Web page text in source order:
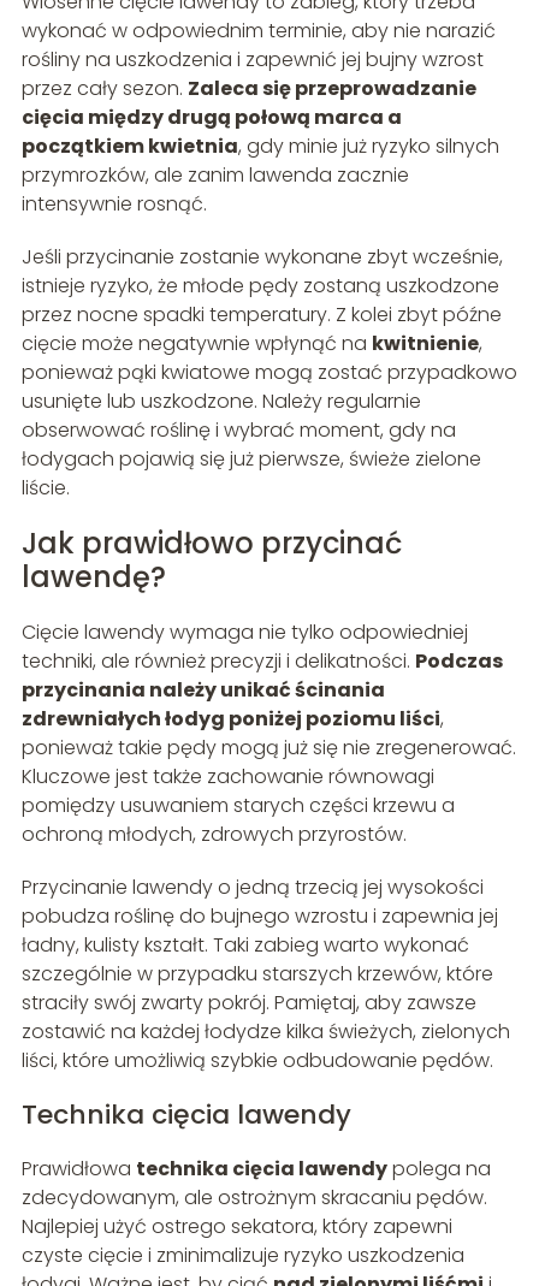
wykonać w odpowiednim terminie, aby nie narazić
rośliny na uszkodzenia i zapewnić jej bujny wzrost
przez cały sezon. Zaleca się przeprowadzanie
cięcia między drugą połową marca a
początkiem kwietnia, gdy minie już ryzyko silnych
przymrozków, ale zanim lawenda zacznie
intensywnie rosnąć.
Jeśli przycinanie zostanie wykonane zbyt wcześnie,
istnieje ryzyko, że młode pędy zostaną uszkodzone
przez nocne spadki temperatury. Z kolei zbyt późne
cięcie może negatywnie wpłynąć na kwitnienie,
ponieważ pąki kwiatowe mogą zostać przypadkowo
usunięte lub uszkodzone. Należy regularnie
obserwować roślinę i wybrać moment, gdy na
łodygach pojawią się już pierwsze, świeże zielone
liście.
Jak prawidłowo przycinać
lawendę?
Cięcie lawendy wymaga nie tylko odpowiedniej
techniki, ale również precyzji i delikatności. Podczas
przycinania należy unikać ścinania
zdrewniałych łodyg poniżej poziomu liści,
ponieważ takie pędy mogą już się nie zregenerować.
Kluczowe jest także zachowanie równowagi
pomiędzy usuwaniem starych części krzewu a
ochroną młodych, zdrowych przyrostów.
Przycinanie lawendy o jedną trzecią jej wysokości
pobudza roślinę do bujnego wzrostu i zapewnia jej
ładny, kulisty kształt. Taki zabieg warto wykonać
szczególnie w przypadku starszych krzewów, które
straciły swój zwarty pokrój. Pamiętaj, aby zawsze
zostawić na każdej łodydze kilka świeżych, zielonych
liści, które umożliwią szybkie odbudowanie pędów.
Technika cięcia lawendy
Prawidłowa technika cięcia lawendypolega na
zdecydowanym, ale ostrożnym skracaniu pędów.
Najlepiej użyć ostrego sekatora, który zapewni
czyste cięcie i zminimalizuje ryzyko uszkodzenia